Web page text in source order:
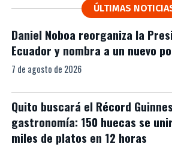
ÚLTIMAS
Daniel Noboa reorganiza la
Ecuador y nombra a un nuevo
7 de agosto de 2026
Quito buscará el Récord
gastronomía: 150 huecas se
miles de platos en 12 horas